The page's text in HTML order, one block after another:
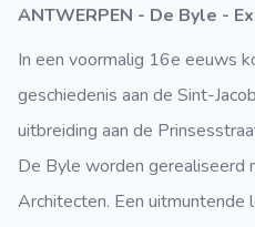
ANTWERPEN - De Byle -
In een voormalig 16e eeuws
geschiedenis aan de Sint-
uitbreiding aan de
De Byle worden gerealiseerd
Architecten. Een uitmuntende